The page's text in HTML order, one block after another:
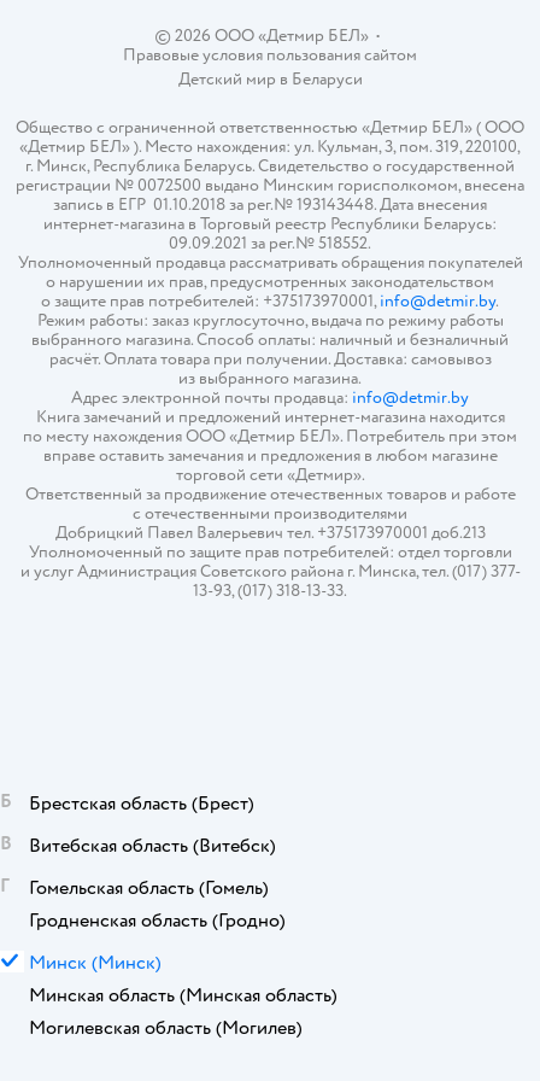
© 2026 ООО «Детмир БЕЛ»•
Правовые условия пользования сайтом
Детский мир в Беларуси
Общество с ограниченной ответственностью «Детмир БЕЛ» ( ООО
«Детмир БЕЛ» ). Место нахождения: ул. Кульман, 3, пом. 319, 220100,
г. Минск, Республика Беларусь. Свидетельство о государственной
регистрации № 0072500 выдано Минским горисполкомом, внесена
запись в ЕГР 01.10.2018 за рег.№ 193143448. Дата внесения
интернет-магазина в Торговый реестр Республики Беларусь:
09.09.2021 за рег.№ 518552.
Уполномоченный продавца рассматривать обращения покупателей
о нарушении их прав, предусмотренных законодательством
о защите прав потребителей: +375173970001,info@detmir.by.
Режим работы: заказ круглосуточно, выдача по режиму работы
выбранного магазина. Способ оплаты: наличный и безналичный
расчёт. Оплата товара при получении. Доставка: самовывоз
из выбранного магазина.
Адрес электронной почты продавца: info@detmir.by
Книга замечаний и предложений интернет-магазина находится
по месту нахождения ООО «Детмир БЕЛ». Потребитель при этом
вправе оставить замечания и предложения в любом магазине
торговой сети «Детмир».
Ответственный за продвижение отечественных товаров и работе
с отечественными производителями
Добрицкий Павел Валерьевич тел. +375173970001 доб.213
Уполномоченный по защите прав потребителей: отдел торговли
и услуг Администрация Советского района г. Минска, тел. (017) 377-
13-93, (017) 318-13-33.
Б Брестская область (Брест)
В
Витебская область (Витебск)
Г
Гомельская область (Гомель)
Гродненская область (Гродно)
М Минск (Минск)
Минская область (Минская область)
Могилевская область (Могилев)